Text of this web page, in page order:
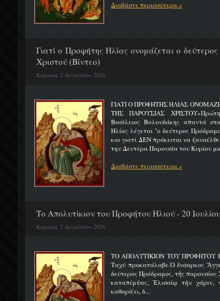
Διαβάστε περισσότερα »
Γιατί ο Προφήτης Ηλίας ονομάζεται ο
Χριστού (Βίντεο)
Κυριακή, 2 Αυγούστου 2026
ΓΙΑΤΙ Ο ΠΡΟΦΗΤΗΣ ΗΛΙΑΣ
ΤΗΣ ΠΑΡΟΥΣΙΑΣ
Βασίλειος Βολουδάκης απαντά
Ηλίας λέγεται "ο δεύτερος
και γιατί ΔΕΝ πρόκειται να
την Δευτέρα Παρουσία του Κυρίου
Διαβάστε περισσότερα »
Το Απολυτίκιον του Προφήτου Ηλιού - 20 Ιουλίου
Κυριακή, 2 Αυγούστου 2026
ΤΟ ΑΠΟΛΥΤΙΚΙΟΝ ΤΟΥ ΠΡΟΦΗΤΟΥ
Ταχύ προκατάλαβε.Ὁ ἔνσαρκος
δεύτερος Πρόδρομος, τῆς παρουσίας
καταπέμψας, Ἐλισαίῳ τὴν χάριν,
καθαρίζει, δ...